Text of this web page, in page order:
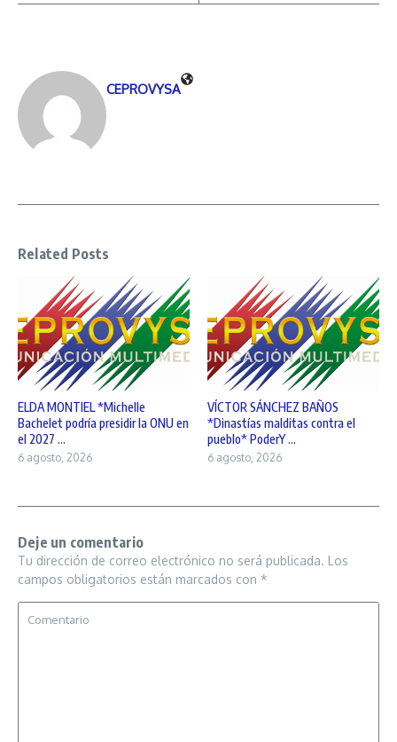
CEPROVYSA
Related Posts
ELDA MONTIEL *Michelle
Bachelet podría presidir la ONU en
el 2027 ...
6 agosto, 2026
VÍCTOR SÁNCHEZ BAÑOS
*Dinastías malditas contra el
pueblo* PoderY ...
6 agosto, 2026
Deje un comentario
Tu dirección de correo electrónico no será publicada. Los
campos obligatorios están marcados con *